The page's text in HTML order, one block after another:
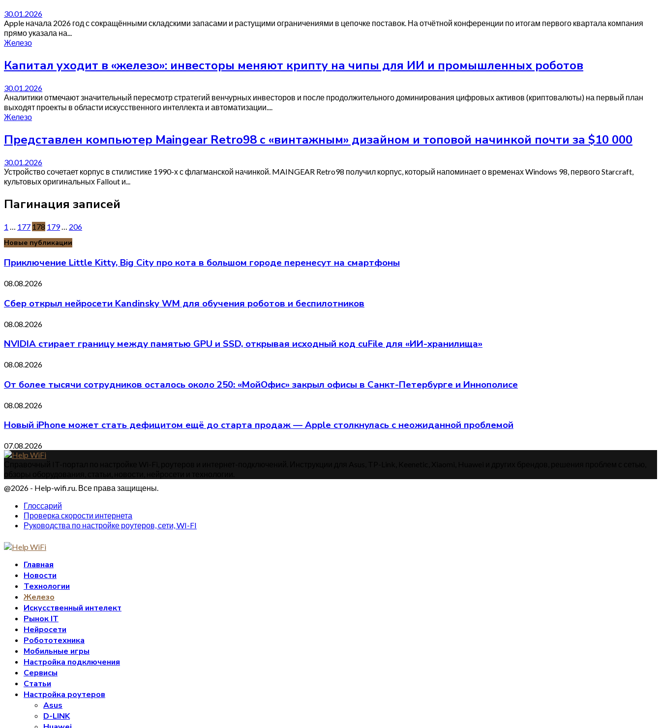
30.01.2026
Apple начала 2026 год с сокращёнными складскими запасами и растущими ограничениями в цепочке поставок. На отчётной конференции по итогам первого квартала компания
прямо указала на...
Железо
Капитал уходит в «железо»: инвесторы меняют крипту на чипы для ИИ и промышленных роботов
30.01.2026
Аналитики отмечают значительный пересмотр стратегий венчурных инвесторов и после продолжительного доминирования цифровых активов (криптовалюты) на первый план
выходят проекты в области искусственного интеллекта и автоматизации....
Железо
Представлен компьютер Maingear Retro98 с «винтажным» дизайном и топовой начинкой почти за $10 000
30.01.2026
Устройство сочетает корпус в стилистике 1990-х с флагманской начинкой. MAINGEAR Retro98 получил корпус, который напоминает о временах Windows 98, первого Starcraft,
культовых оригинальных Fallout и...
Пагинация записей
1 177 178 179
206
Новые публикации
Приключение Little Kitty, Big City про кота в большом городе перенесут на смартфоны
08.08.2026
Сбер открыл нейросети Kandinsky WM для обучения роботов и беспилотников
08.08.2026
NVIDIA стирает границу между памятью GPU и SSD, открывая исходный код cuFile для «ИИ-хранилища»
08.08.2026
От более тысячи сотрудников осталось около 250: «МойОфис» закрыл офисы в Санкт-Петербурге и Иннополисе
08.08.2026
Новый iPhone может стать дефицитом ещё до старта продаж — Apple столкнулась с неожиданной проблемой
07.08.2026
@2026 - Help-wifi.ru. Все права защищены.
Глоссарий
Проверка скорости интернета
Руководства по настройке роутеров, сети, WI-FI
Главная
Новости
Технологии
Железо
Искусственный интелект
Рынок IT
Нейросети
Робототехника
Мобильные игры
Настройка подключения
Сервисы
Статьи
Настройка роутеров
Asus
D-LINK